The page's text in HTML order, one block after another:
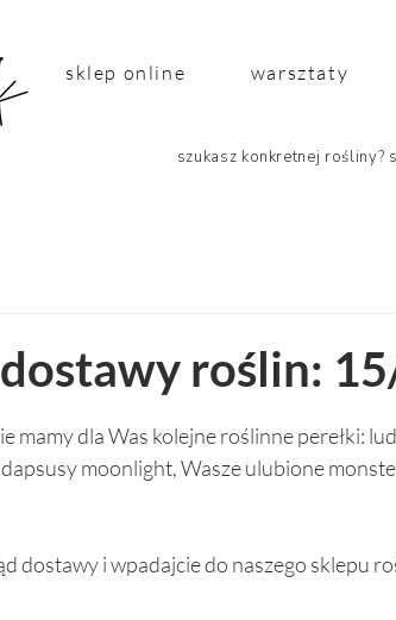
sklep online warsztaty
szukasz konkretnej rośliny?
roślin:
gwiazdek.
mamy dla Was kolejne roślinne perełki:
moonlight, Wasze ulubione
dostawy i wpadajcie do naszego sklepu